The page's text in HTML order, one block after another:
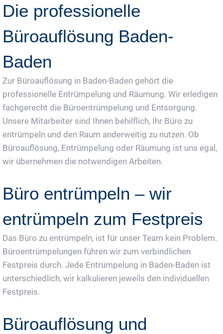
Die professionelle
Büroauflösung Baden-
Baden
Zur Büroauflösung in Baden-Baden gehört die
professionelle Entrümpelung und Räumung. Wir erledigen
fachgerecht die Büroentrümpelung und Entsorgung.
Unsere Mitarbeiter sind Ihnen behilflich, Ihr Büro zu
entrümpeln und den Raum anderweitig zu nutzen. Ob
Büroauflösung, Entrümpelung oder Räumung ist uns egal,
wir übernehmen die notwendigen Arbeiten.
Büro entrümpeln – wir
entrümpeln zum Festpreis
Das Büro zu entrümpeln, ist für unser Team kein Problem.
Büroentrümpelungen führen wir zum verbindlichen
Festpreis durch. Jede Entrümpelung in Baden-Baden ist
unterschiedlich, wir kalkulieren jeweils den individuellen
Festpreis.
Büroauflösung und